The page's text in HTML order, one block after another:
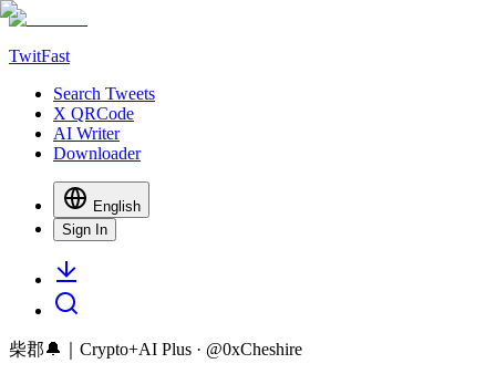
TwitFast
Search Tweets
X QRCode
AI Writer
Downloader
English
Sign In
柴郡🔔｜Crypto+AI Plus · @0xCheshire